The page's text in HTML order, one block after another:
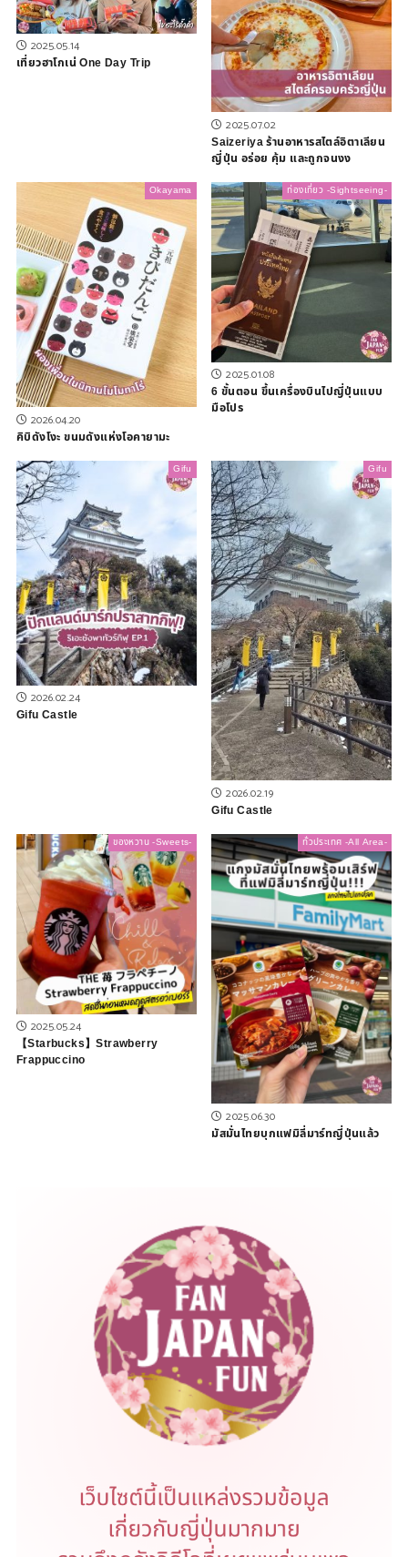
2025.05.14
เที่ยวฮาโกเน่ One Day Trip
2025.07.02
Saizeriya ร้านอาหารสไตล์อิตาเลียน
ญี่ปุ่น อร่อย คุ้ม และถูกจนงง
Okayama
2026.04.20
คิบิดังโงะ ขนมดังแห่งโอคายามะ
ท่องเที่ยว -Sightseeing-
2025.01.08
6 ขั้นตอน ขึ้นเครื่องบินไปญี่ปุ่นแบบ
มือโปร
Gifu
2026.02.24
Gifu Castle
Gifu
2026.02.19
Gifu Castle
ของหวาน -Sweets-
2025.05.24
【Starbucks】Strawberry
Frappuccino
ทั่วประเทศ -All Area-
2025.06.30
มัสมั่นไทยบุกแฟมิลี่มาร์ทญี่ปุ่นแล้ว